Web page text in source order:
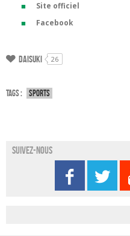
Site officiel
Facebook
Daisuki 26
Tags : Sports
Suivez-nous